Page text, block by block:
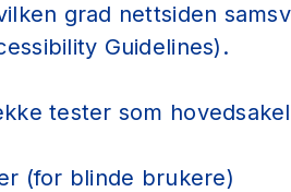
grad nettsiden
Guidelines).
tester som
(for blinde brukere)